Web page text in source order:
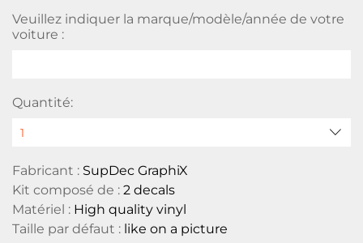
Veuillez indiquer la marque/modèle/année de votre
voiture :
Quantité:
Fabricant : SupDec GraphiX
Kit composé de : 2 decals
Matériel : High quality vinyl
Taille par défaut : like on a picture